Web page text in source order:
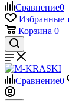
Сравнение0
Избранные
Корзина 0
Сравнение0